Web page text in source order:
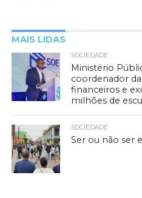
MAIS LIDAS
SOCIEDADE
Ministério
coordenador
financeiros e
milhões de
SOCIEDADE
Ser ou não ser